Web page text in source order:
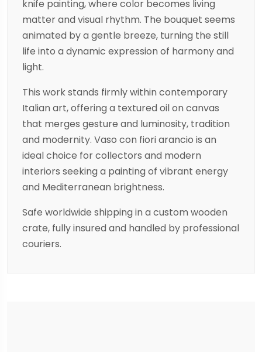
knife painting, where color becomes living
matter and visual rhythm. The bouquet seems
animated by a gentle breeze, turning the still
life into a dynamic expression of harmony and
light.
This work stands firmly within contemporary
Italian art, offering a textured oil on canvas
that merges gesture and luminosity, tradition
and modernity. Vaso con fiori arancio is an
ideal choice for collectors and modern
interiors seeking a painting of vibrant energy
and Mediterranean brightness.
Safe worldwide shipping in a custom wooden
crate, fully insured and handled by professional
couriers.